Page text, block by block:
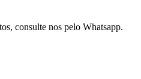
consulte nos pelo Whatsapp.